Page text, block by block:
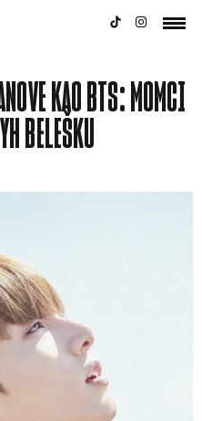
KAO BTS: MOMCI
BELEŠKU